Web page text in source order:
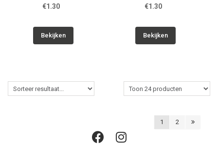
€1.30
Bekijken
€1.30
Bekijken
1 2